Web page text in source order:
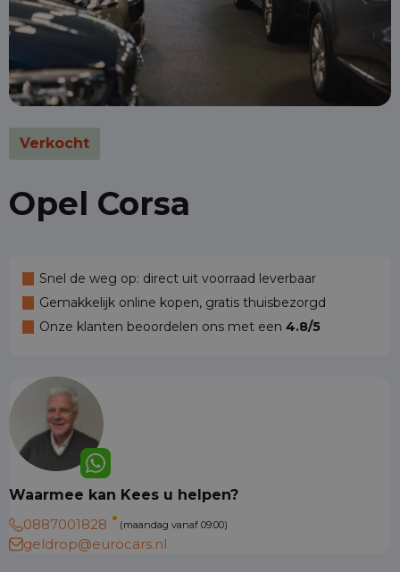
Verkocht
Opel Corsa
Snel de weg op: direct uit voorraad leverbaar
Gemakkelijk online kopen, gratis thuisbezorgd
Onze klanten beoordelen ons met een 4.8/5
Waarmee kan Kees u helpen?
0887001828
(maandag vanaf 09:00)
geldrop@eurocars.nl